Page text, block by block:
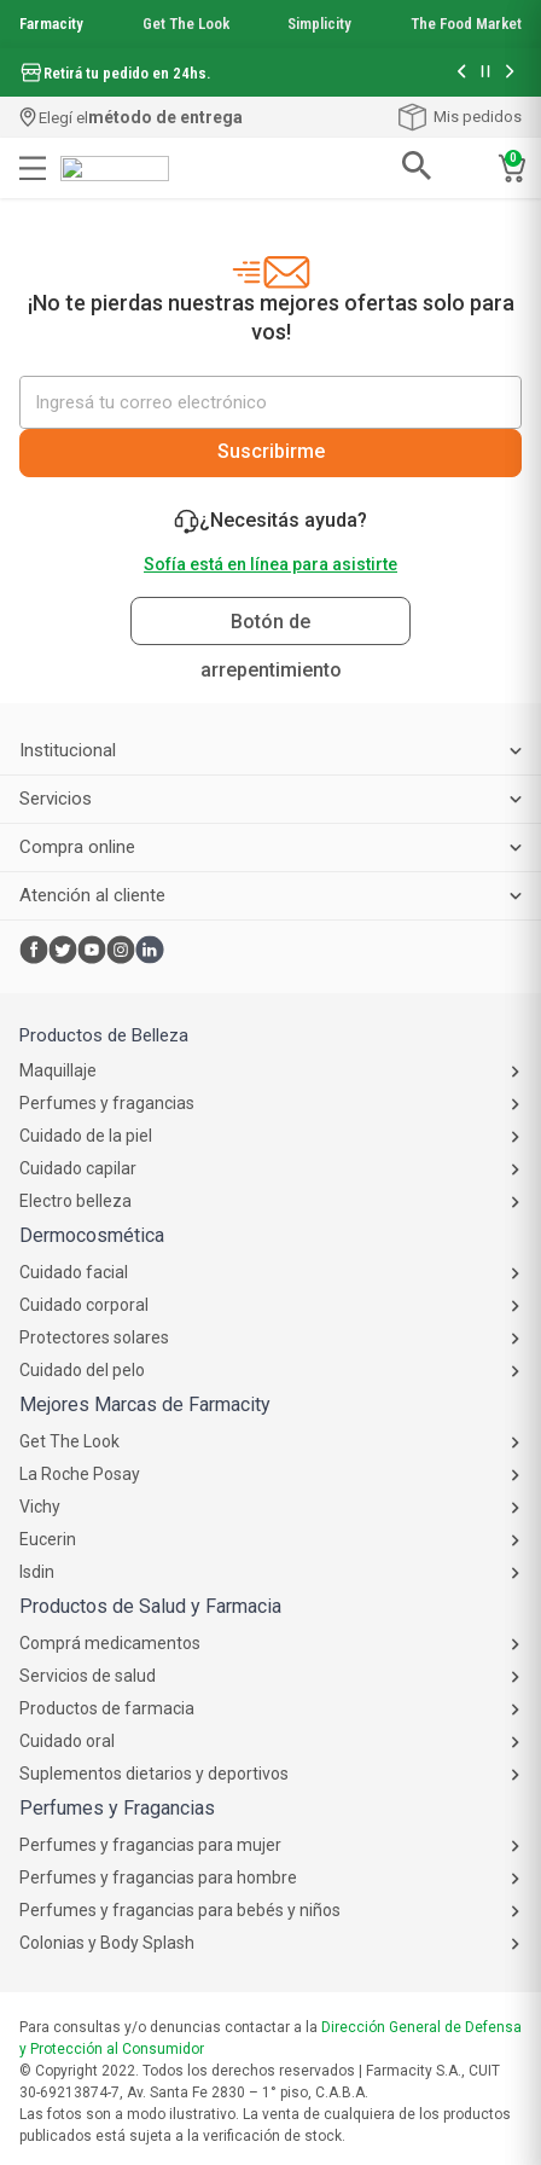
Farmacity Get The Look Simplicity The Food Market
Retirá tu pedido en 24hs. Hasta 6
Elegí elmétodo de entrega Mis pedidos
0
¡No te pierdas nuestras mejores ofertas solo para
vos!
Suscribirme
¿Necesitás ayuda?
Sofía está en línea para asistirte
Botón de
arrepentimiento
Institucional
Servicios
Compra online
Atención al cliente
Productos de Belleza
Maquillaje
Perfumes y fragancias
Cuidado de la piel
Cuidado capilar
Electro belleza
Dermocosmética
Cuidado facial
Cuidado corporal
Protectores solares
Cuidado del pelo
Mejores Marcas de Farmacity
Get The Look
La Roche Posay
Vichy
Eucerin
Isdin
Productos de Salud y Farmacia
Comprá medicamentos
Servicios de salud
Productos de farmacia
Cuidado oral
Suplementos dietarios y deportivos
Perfumes y Fragancias
Perfumes y fragancias para mujer
Perfumes y fragancias para hombre
Perfumes y fragancias para bebés y niños
Colonias y Body Splash
Para consultas y/o denuncias contactar a la Dirección General de Defensa
y Protección al Consumidor
© Copyright 2022. Todos los derechos reservados | Farmacity S.A., CUIT
30-69213874-7, Av. Santa Fe 2830 – 1° piso, C.A.B.A.
Las fotos son a modo ilustrativo. La venta de cualquiera de los productos
publicados está sujeta a la verificación de stock.
garnier toque seco crema facial
. mineral 89
6
protector solar
8
9